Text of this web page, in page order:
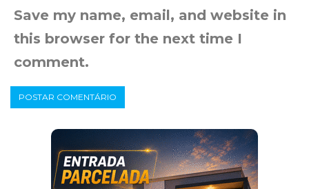
Save my name, email, and website in
this browser for the next time I
comment.